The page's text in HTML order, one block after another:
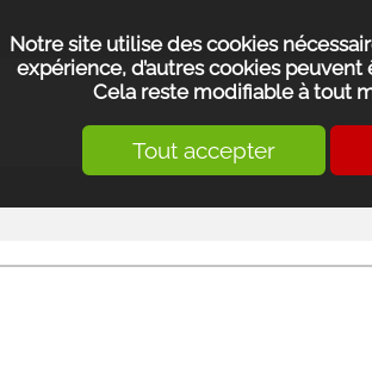
Notre site utilise des cookies
expérience, d’autres cookies
Cela reste modifiable à tout
Tout accepter